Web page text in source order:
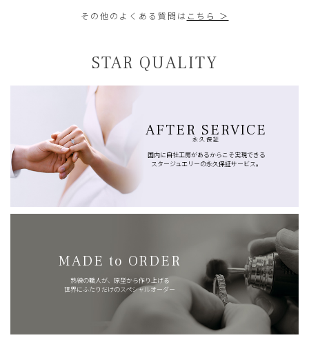
その他のよくある質問は こちら ＞
STAR QUALITY
AFTER SERVICE
永久保証
国内に自社工房があるからこそ実現できる
スタージュエリーの永久保証サービス。
MADE to ORDER
熟練の職人が、原型から作り上げる
世界にふたりだけのスペシャルオーダー